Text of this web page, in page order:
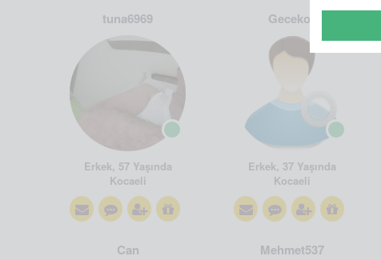
tuna6969
Erkek, 57 Yaşında
Kocaeli
Gecekor
Erkek, 37 Yaşında
Kocaeli
Can Mehmet537